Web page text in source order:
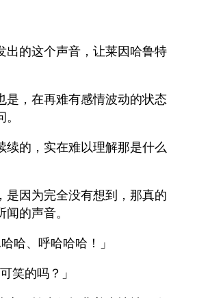
出的这个声音，让莱因哈鲁特
是，在再难有感情波动的状态
续的，实在难以理解那是什么
是因为完全没有想到，那真的
的声音。
哈、呼哈哈哈！」
笑的吗？」